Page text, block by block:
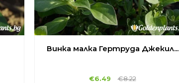
Винка малка Гертруда Джекил...
€6.49 €8.22